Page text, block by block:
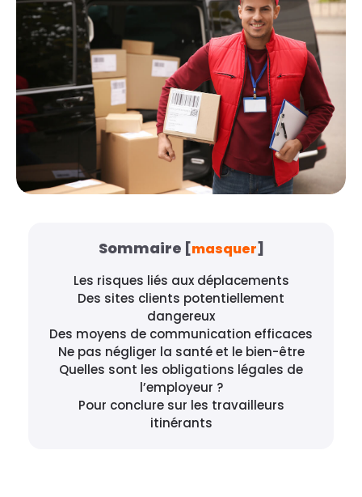
Sommaire [masquer]
Les risques liés aux déplacements
Des sites clients potentiellement
dangereux
Des moyens de communication efficaces
Ne pas négliger la santé et le bien-être
Quelles sont les obligations légales de
l’employeur ?
Pour conclure sur les travailleurs
itinérants